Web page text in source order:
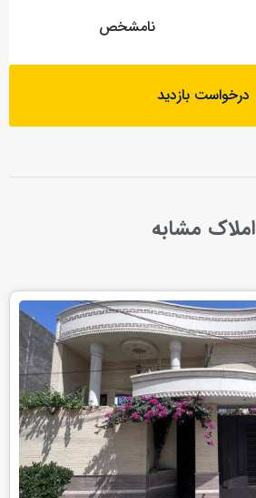
نامشخص
درخواست بازدید
املاک مشابه